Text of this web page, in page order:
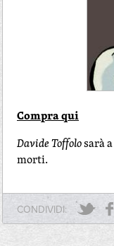
Compra qui
Davide Toffolosarà a
morti.
CONDIVIDI: